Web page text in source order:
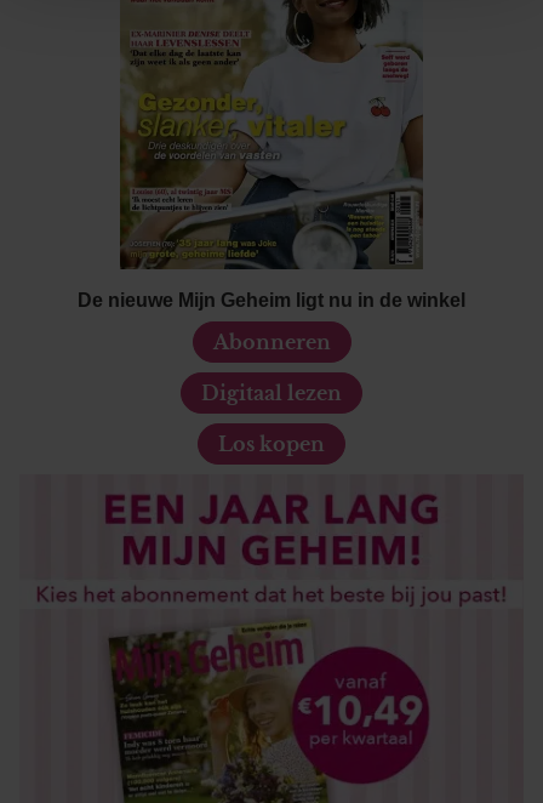
personaliseren, om functies voor social media te bieden
en om ons websiteverkeer te analyseren. Ook delen we
informatie over uw gebruik van onze site met onze
partners voor social media, adverteren en analyse. Deze
partners kunnen deze gegevens combineren met andere
informatie die u aan ze heeft verstrekt of die ze hebben
verzameld op basis van uw gebruik van hun services. U
gaat akkoord met onze cookies als u onze website blijft
De nieuwe Mijn Geheim ligt nu in de winkel
Abonneren
Digitaal lezen
Los kopen